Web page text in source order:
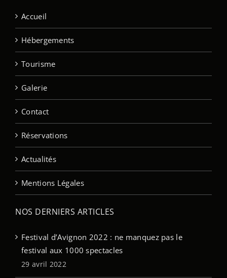
Accueil
Hébergements
Tourisme
Galerie
Contact
Réservations
Actualités
Mentions Légales
NOS DERNIERS ARTICLES
Festival d’Avignon 2022 : ne manquez pas le
festival aux 1000 spectacles
29 avril 2022